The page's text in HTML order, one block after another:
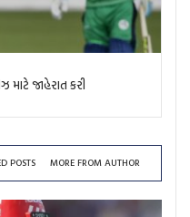
માટે જાહેરાત કરી
POSTS MORE FROM AUTHOR